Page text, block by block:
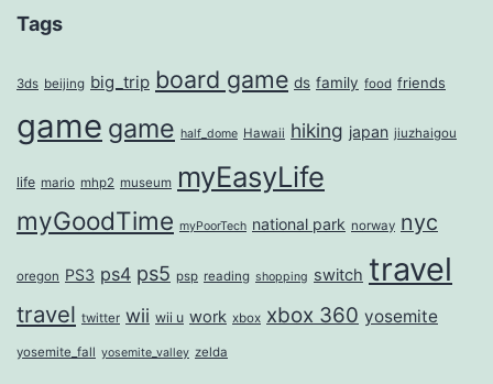
Tags
3ds beijing big_trip board game ds family food friends
game game half_dome Hawaii hiking japan jiuzhaigou
life mario mhp2 museum myEasyLife
myGoodTime myPoorTech national park norway nyc
oregon PS3 ps4 ps5 psp reading shopping switch travel
travel twitter wii wii u work xbox xbox 360 yosemite
yosemite_fall yosemite_valley zelda